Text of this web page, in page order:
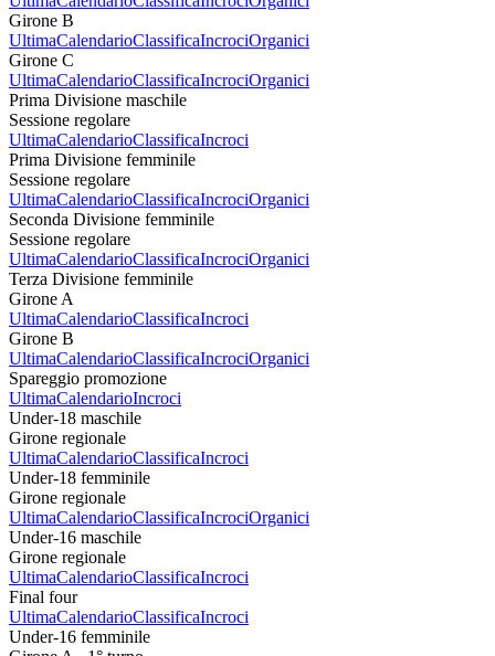
Girone B
UltimaCalendarioClassificaIncrociOrganici
Girone C
UltimaCalendarioClassificaIncrociOrganici
Prima Divisione maschile
Sessione regolare
UltimaCalendarioClassificaIncroci
Prima Divisione femminile
Sessione regolare
UltimaCalendarioClassificaIncrociOrganici
Seconda Divisione femminile
Sessione regolare
UltimaCalendarioClassificaIncrociOrganici
Terza Divisione femminile
Girone A
UltimaCalendarioClassificaIncroci
Girone B
UltimaCalendarioClassificaIncrociOrganici
Spareggio promozione
UltimaCalendarioIncroci
Under-18 maschile
Girone regionale
UltimaCalendarioClassificaIncroci
Under-18 femminile
Girone regionale
UltimaCalendarioClassificaIncrociOrganici
Under-16 maschile
Girone regionale
UltimaCalendarioClassificaIncroci
Final four
UltimaCalendarioClassificaIncroci
Under-16 femminile